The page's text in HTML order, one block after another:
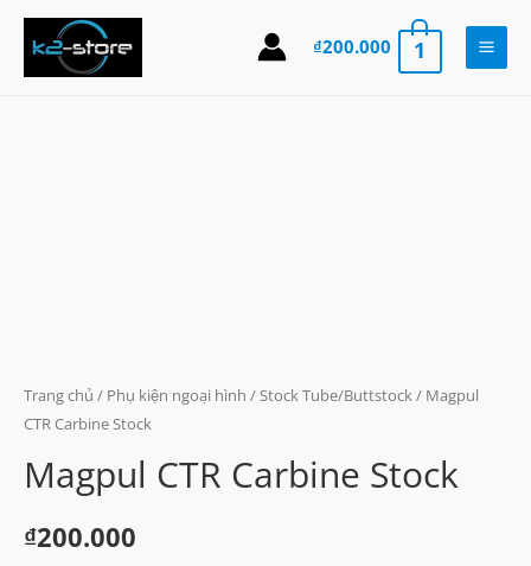
Skip
content
₫200.000 1
Main
Trang chủ / Phụ kiện ngoại hình /Stock Tube/Buttstock/ Magpul
CTR Carbine Stock
Magpul CTR Carbine Stock
₫200.000